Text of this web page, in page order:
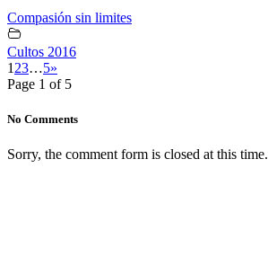
Compasión sin limites
Cultos 2016
1 23…5»
Page 1 of 5
No Comments
Sorry, the comment form is closed at this time.